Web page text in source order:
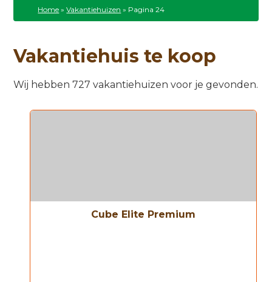
Home »Vakantiehuizen » Pagina 24
Vakantiehuis te koop
Wij hebben 727 vakantiehuizen voor je gevonden.
Cube Elite Premium